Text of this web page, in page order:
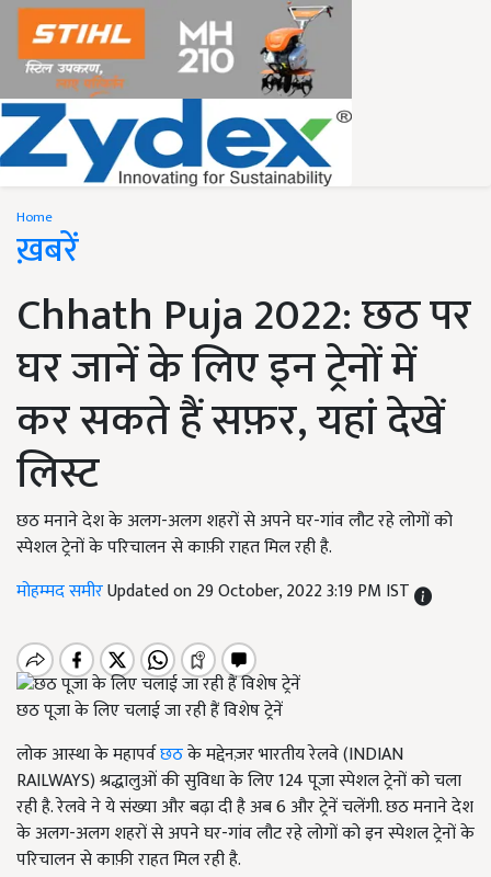
Home
ख़बरें
Chhath Puja 2022: छठ पर
घर जानें के लिए इन ट्रेनों में
कर सकते हैं सफ़र, यहां देखें
लिस्ट
छठ मनाने देश के अलग-अलग शहरों से अपने घर-गांव लौट रहे लोगों को
स्पेशल ट्रेनों के परिचालन से काफ़ी राहत मिल रही है.
मोहम्मद समीरUpdated on 29 October, 2022 3:19 PM IST
छठ पूजा के लिए चलाई जा रही हैं विशेष ट्रेनें
लोक आस्था के महापर्वछठके मद्देनज़र भारतीय रेलवे (INDIAN
RAILWAYS) श्रद्धालुओं की सुविधा के लिए 124 पूजा स्पेशल ट्रेनों को चला
रही है. रेलवे ने ये संख्या और बढ़ा दी है अब 6 और ट्रेनें चलेंगी. छठ मनाने देश
के अलग-अलग शहरों से अपने घर-गांव लौट रहे लोगों को इन स्पेशल ट्रेनों के
परिचालन से काफ़ी राहत मिल रही है.